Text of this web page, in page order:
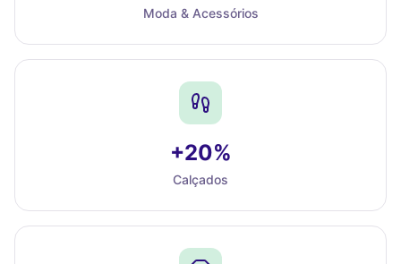
Moda & Acessórios
+20%
Calçados